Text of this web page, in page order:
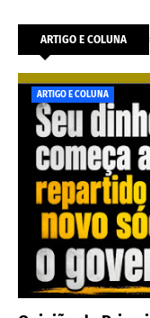
ARTIGO E COLUNA
ARTIGO E COLUNA